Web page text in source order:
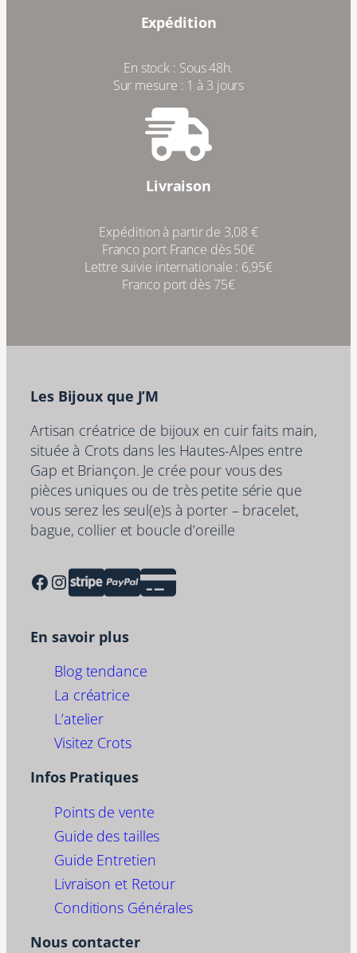
Expédition
En stock : Sous 48h.
Sur mesure : 1 à 3 jours
Livraison
Expédition à partir de 3,08 €
Franco port France dès 50€
Lettre suivie internationale : 6,95€
Franco port dès 75€
Les Bijoux que J’M
Artisan créatrice de bijoux en cuir faits main,
située à Crots dans les Hautes-Alpes entre
Gap et Briançon. Je crée pour vous des
pièces uniques ou de très petite série que
vous serez les seul(e)s à porter – bracelet,
bague, collier et boucle d’oreille
Facebook Instagram
En savoir plus
Blog tendance
La créatrice
L’atelier
Visitez Crots
Infos Pratiques
Points de vente
Guide des tailles
Guide Entretien
Livraison et Retour
Conditions Générales
Nous contacter